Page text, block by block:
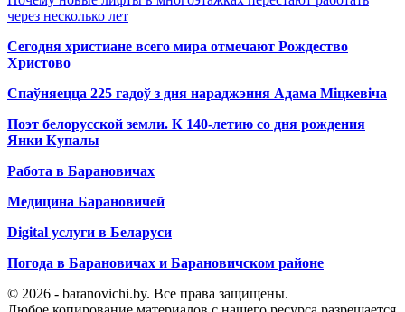
через несколько лет
Сегодня христиане всего мира отмечают Рождество
Христово
Спаўняецца 225 гадоў з дня нараджэння Адама Міцкевіча
Поэт белорусской земли. К 140-летию со дня рождения
Янки Купалы
Работа в Барановичах
Медицина Барановичей
Digital услуги в Беларуси
Погода в Барановичах и Барановичском районе
© 2026 - baranovichi.by. Все права защищены.